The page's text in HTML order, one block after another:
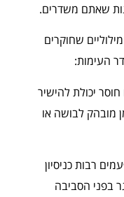
שאתם משדרים.
שחוקרים
העימות:
יכולת להישיר
מובהק לבושה או
רבות כניסיון
בפני הסביבה